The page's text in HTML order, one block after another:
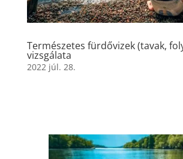
Természetes fürdővizek (tavak,
vizsgálata
2022 júl. 28.